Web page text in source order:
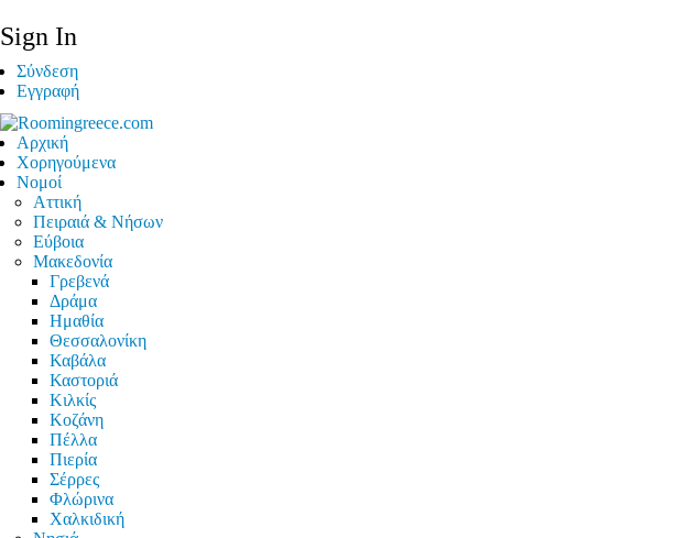
Sign In
Σύνδεση
Εγγραφή
Αρχική
Χορηγούμενα
Νομοί
Αττική
Πειραιά & Νήσων
Εύβοια
Μακεδονία
Γρεβενά
Δράμα
Ημαθία
Θεσσαλονίκη
Καβάλα
Καστοριά
Κιλκίς
Κοζάνη
Πέλλα
Πιερία
Σέρρες
Φλώρινα
Χαλκιδική